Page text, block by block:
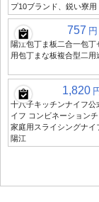
プ10ブランド、鋭い寮用
757 円
陽江包丁ま板二合一包丁
用包丁まな板複合型二用
1,820
十八子キッチンナイフ公
イフ コンビネーション
家庭用スライシングナイ
陽江